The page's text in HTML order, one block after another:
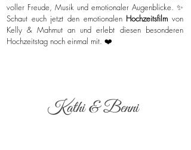
voller Freude, Musik und emotionaler Augenblicke. ✨
Schaut euch jetzt den emotionalen Hochzeitsfilmvon
Kelly & Mahmut an und erlebt diesen besonderen
Hochzeitstag noch einmal mit. ❤️
Kathi & Benni